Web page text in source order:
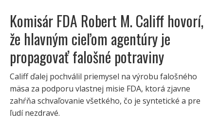
Komisár FDA Robert M. Califf hovorí,
že hlavným cieľom agentúry je
propagovať falošné potraviny
Califf ďalej pochválil priemysel na výrobu falošného
mäsa za podporu vlastnej misie FDA, ktorá zjavne
zahŕňa schvaľovanie všetkého, čo je syntetické a pre
ľudí nezdravé.